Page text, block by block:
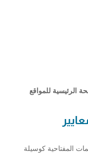
الرئيسية للمواقع
المفتاحية كوسيلة